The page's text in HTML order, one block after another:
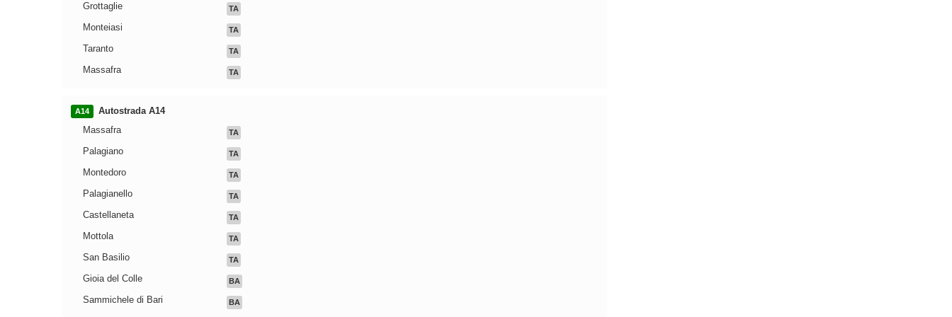
Grottaglie TA
Monteiasi TA
Taranto TA
Massafra TA
A14
Autostrada A14
Massafra
TA
Palagiano TA
Montedoro TA
Palagianello TA
Castellaneta TA
Mottola TA
San Basilio TA
Gioia del Colle BA
Sammichele di Bari BA